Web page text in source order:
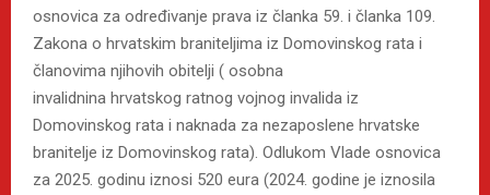
osnovica za određivanje prava iz članka 59. i članka 109.
Zakona o hrvatskim braniteljima iz Domovinskog rata i
članovima njihovih obitelji ( osobna
invalidnina hrvatskog ratnog vojnog invalida iz
Domovinskog rata i naknada za nezaposlene hrvatske
branitelje iz Domovinskog rata). Odlukom Vlade osnovica
za 2025. godinu iznosi 520 eura (2024. godine je iznosila